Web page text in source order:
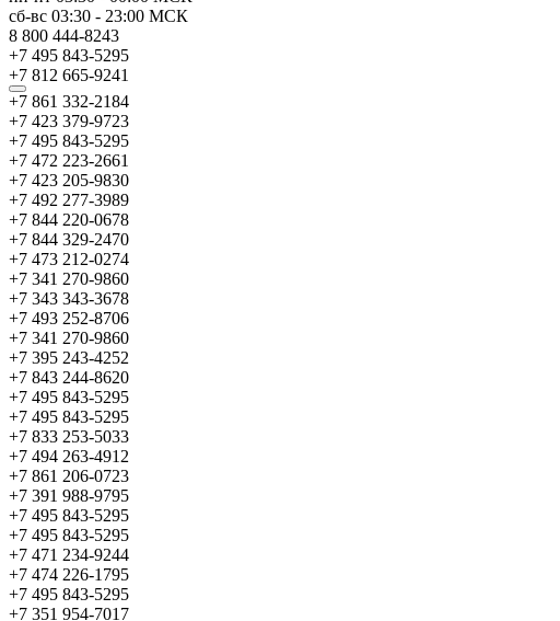
сб-вс 03:30 - 23:00 МСК
8 800 444-8243
+7 495 843-5295
+7 812 665-9241
+7 861 332-2184
+7 423 379-9723
+7 495 843-5295
+7 472 223-2661
+7 423 205-9830
+7 492 277-3989
+7 844 220-0678
+7 844 329-2470
+7 473 212-0274
+7 341 270-9860
+7 343 343-3678
+7 493 252-8706
+7 341 270-9860
+7 395 243-4252
+7 843 244-8620
+7 495 843-5295
+7 495 843-5295
+7 833 253-5033
+7 494 263-4912
+7 861 206-0723
+7 391 988-9795
+7 495 843-5295
+7 495 843-5295
+7 471 234-9244
+7 474 226-1795
+7 495 843-5295
+7 351 954-7017